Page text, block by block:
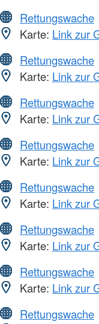
Rettungswache
Karte: Link zur
Rettungswache
Karte: Link zur
Rettungswache
Karte: Link zur
Rettungswache
Karte: Link zur
Rettungswache
Karte: Link zur
Rettungswache
Karte: Link zur
Rettungswache
Karte: Link zur
Rettungswache